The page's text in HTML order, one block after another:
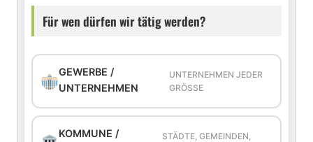
Für wen dürfen wir tätig werden?
GEWERBE /
UNTERNEHMEN
UNTERNEHMEN JEDER
GRÖSSE
KOMMUNE /
STÄDTE, GEMEINDEN,